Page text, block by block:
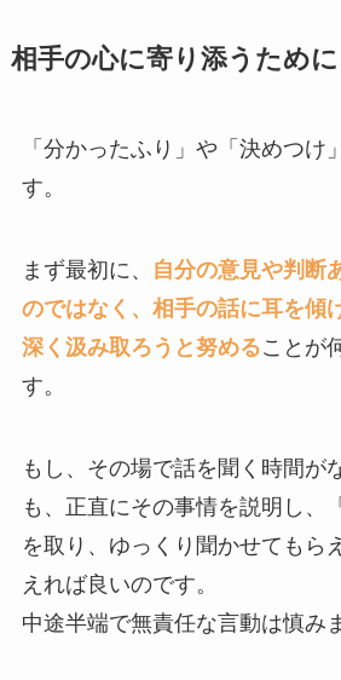
相手の心に寄り添うために
「分かったふり」や「決めつけ
す。
まず最初に、
自分の意見や判断
のではなく、相手の話に耳を傾
深く汲み取ろうと努めることが
す。
もし、その場で話を聞く時間が
も、正直にその事情を説明し、
を取り、ゆっくり聞かせてもら
えれば良いのです。
中途半端で無責任な言動は慎み